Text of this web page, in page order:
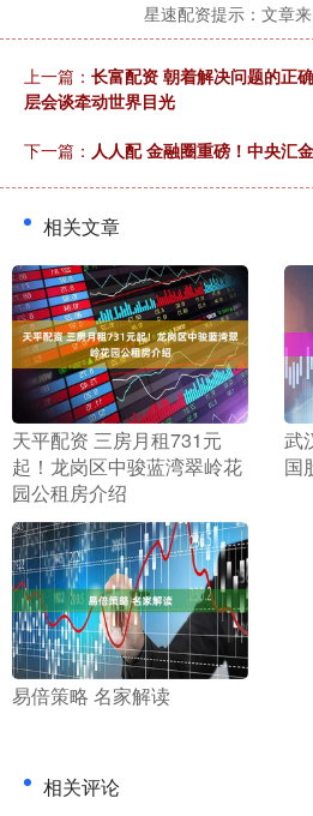
星速配资提示：文章
上一篇： 长富配资 朝着解决问题的
层会谈牵动世界目光
下一篇： 人人配 金融圈重磅！中央汇
相关文章
​天平配资 三房月租731元
起！龙岗区中骏蓝湾翠岭花
园公租房介绍
武
国
​易倍策略 名家解读
相关评论